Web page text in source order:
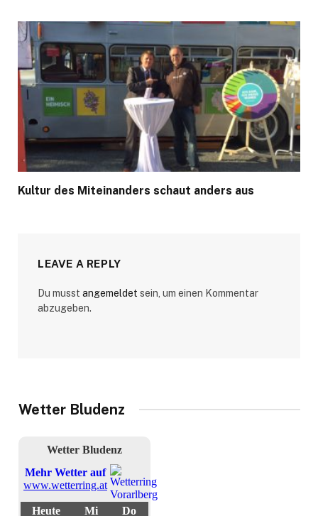
Kultur des Miteinanders schaut anders aus
LEAVE A REPLY
Du musst angemeldet sein, um einen Kommentar
abzugeben.
Wetter Bludenz